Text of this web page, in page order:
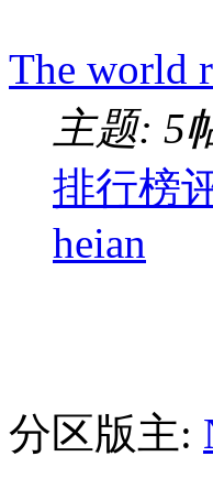
The world
主题: 5
排行榜
heian
分区版主: